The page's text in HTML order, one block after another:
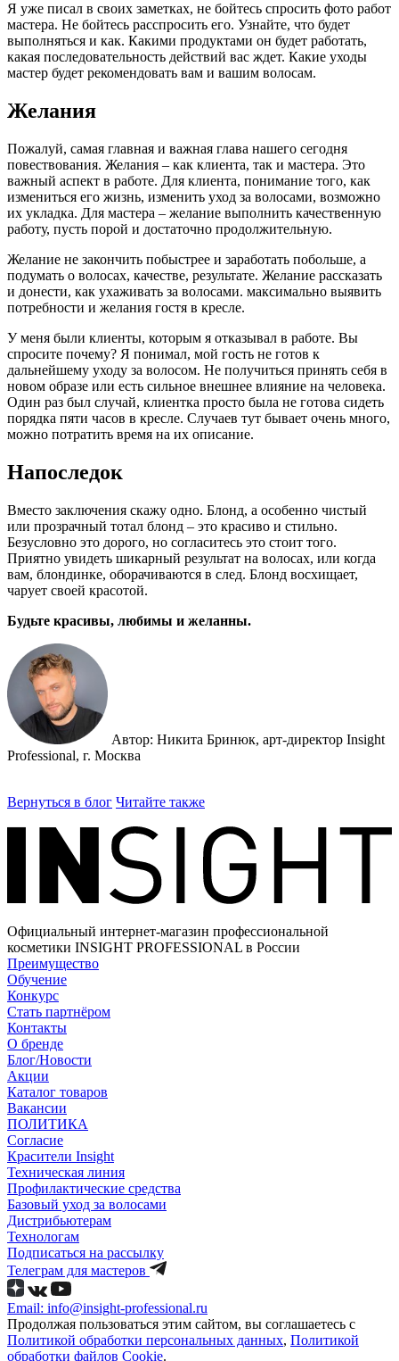
Я уже писал в своих заметках, не бойтесь спросить фото работ
мастера. Не бойтесь расспросить его. Узнайте, что будет
выполняться и как. Какими продуктами он будет работать,
какая последовательность действий вас ждет. Какие уходы
мастер будет рекомендовать вам и вашим волосам.
Желания
Пожалуй, самая главная и важная глава нашего сегодня
повествования. Желания – как клиента, так и мастера. Это
важный аспект в работе. Для клиента, понимание того, как
измениться его жизнь, изменить уход за волосами, возможно
их укладка. Для мастера – желание выполнить качественную
работу, пусть порой и достаточно продолжительную.
Желание не закончить побыстрее и заработать побольше, а
подумать о волосах, качестве, результате. Желание рассказать
и донести, как ухаживать за волосами. максимально выявить
потребности и желания гостя в кресле.
У меня были клиенты, которым я отказывал в работе. Вы
спросите почему? Я понимал, мой гость не готов к
дальнейшему уходу за волосом. Не получиться принять себя в
новом образе или есть сильное внешнее влияние на человека.
Один раз был случай, клиентка просто была не готова сидеть
порядка пяти часов в кресле. Случаев тут бывает очень много,
можно потратить время на их описание.
Напоследок
Вместо заключения скажу одно. Блонд, а особенно чистый
или прозрачный тотал блонд – это красиво и стильно.
Безусловно это дорого, но согласитесь это стоит того.
Приятно увидеть шикарный результат на волосах, или когда
вам, блондинке, оборачиваются в след. Блонд восхищает,
чарует своей красотой.
Будьте красивы, любимы и желанны.
Автор: Никита Бринюк, арт-директор Insight
Professional, г. Москва
Вернуться в блог Читайте также
Официальный интернет-магазин профессиональной
косметики INSIGHT PROFESSIONAL в России
Преимущество
Обучение
Конкурс
Стать партнёром
Контакты
О бренде
Блог/Новости
Акции
Каталог товаров
Вакансии
ПОЛИТИКА
Согласие
Краcители Insight
Техническая линия
Профилактические средства
Базовый уход за волосами
Дистрибьютерам
Технологам
Подписаться на рассылку
Телеграм для мастеров
Email: info@insight-professional.ru
Продолжая пользоваться этим сайтом, вы соглашаетесь с
Политикой обработки персональных данных, Политикой
обработки файлов Cookie.